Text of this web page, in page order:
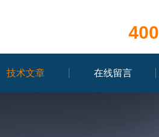
技术文章 在线留言